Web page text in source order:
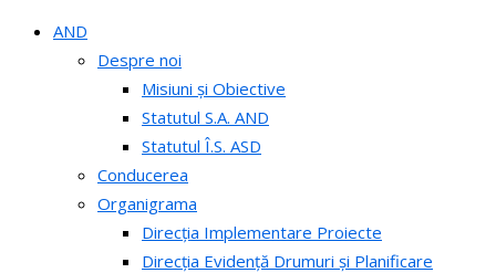
AND
Despre noi
Misiuni și Obiective
Statutul S.A. AND
Statutul Î.S. ASD
Conducerea
Organigrama
Direcția Implementare Proiecte
Direcția Evidență Drumuri și Planificare